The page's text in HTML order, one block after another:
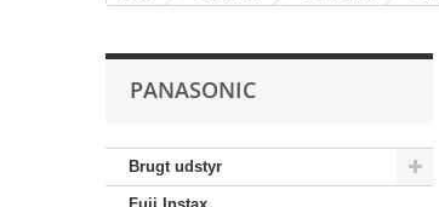
PANASONIC
Brugt udstyr